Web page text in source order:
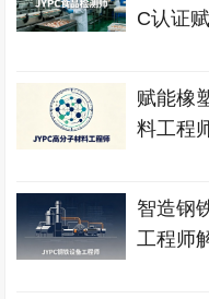
C认证
赋能橡
料工程
智造钢
工程师